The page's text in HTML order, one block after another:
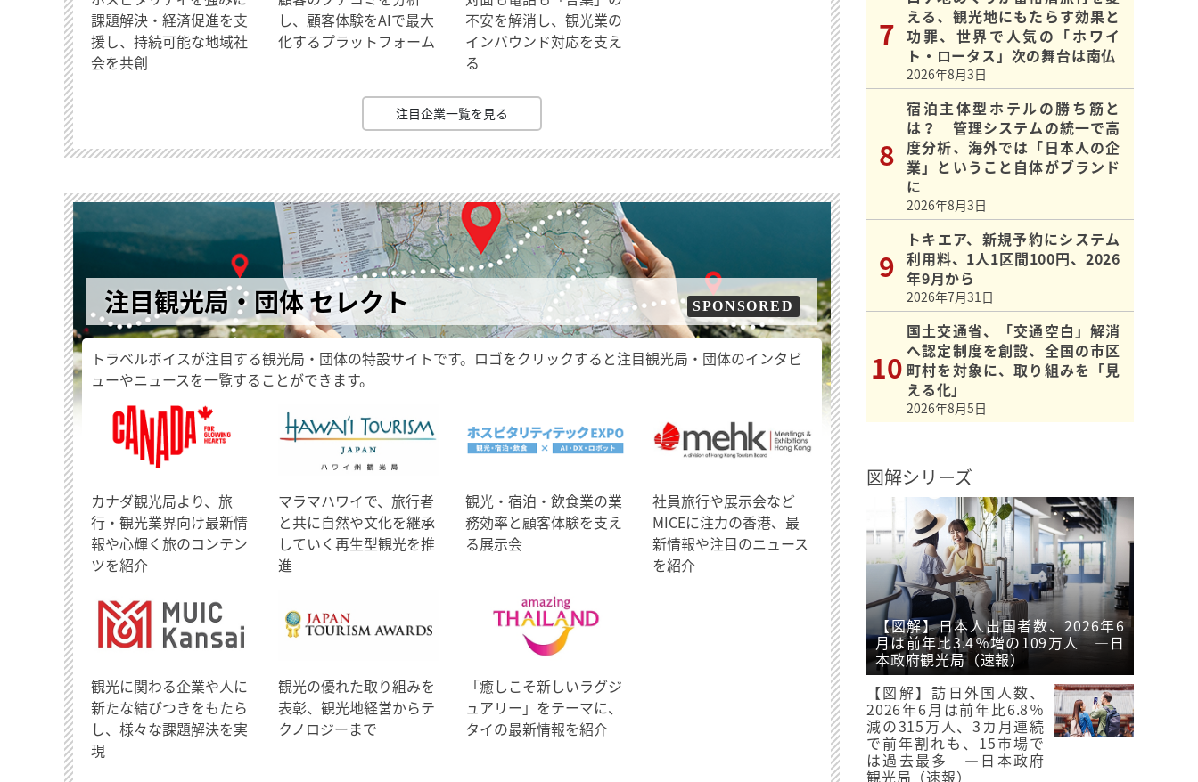
課題解決・経済促進を支
援し、持続可能な地域社
会を共創
し、顧客体験をAIで最大
化するプラットフォーム
不安を解消し、観光業の
インバウンド対応を支え
る
注目企業一覧を見る
注目観光局・団体 セレクト SPONSORED
トラベルボイスが注目する観光局・団体の特設サイトです。ロゴをクリックすると注目観光局・団体のインタビ
ューやニュースを一覧することができます。
​カナダ観光局より、旅
行・観光業界向け最新情
報や心輝く旅のコンテン
ツを紹介
マラマハワイで、旅行者
と共に自然や文化を継承
していく再生型観光を推
進
観光・宿泊・飲食業の業
務効率と顧客体験を支え
る展示会
社員旅行や展示会など
MICEに注力の香港、最
新情報や注目のニュース
を紹介
観光に関わる企業や人に
新たな結びつきをもたら
し、様々な課題解決を実
現
観光の優れた取り組みを
表彰、観光地経営からテ
クノロジーまで
「癒しこそ新しいラグジ
ュアリー」をテーマに、
タイの最新情報を紹介
える、観光地にもたらす効果と
功罪、世界で人気の「ホワイ
ト・ロータス」次の舞台は南仏
2026年8月3日
宿泊主体型ホテルの勝ち筋と
は？ 管理システムの統一で高
度分析、海外では「日本人の企
業」ということ自体がブランド
に
2026年8月3日
トキエア、新規予約にシステム
利用料、1人1区間100円、2026
年9月から
2026年7月31日
国土交通省、「交通空白」解消
へ認定制度を創設、全国の市区
町村を対象に、取り組みを「見
える化」
2026年8月5日
図解シリーズ
【図解】日本人出国者数、2026年6
月は前年比3.4％増の109万人 ―日
本政府観光局（速報）
【図解】訪日外国人数、
2026年6月は前年比6.8％
減の315万人、3カ月連続
で前年割れも、15市場で
は過去最多 ―日本政府
観光局（速報）